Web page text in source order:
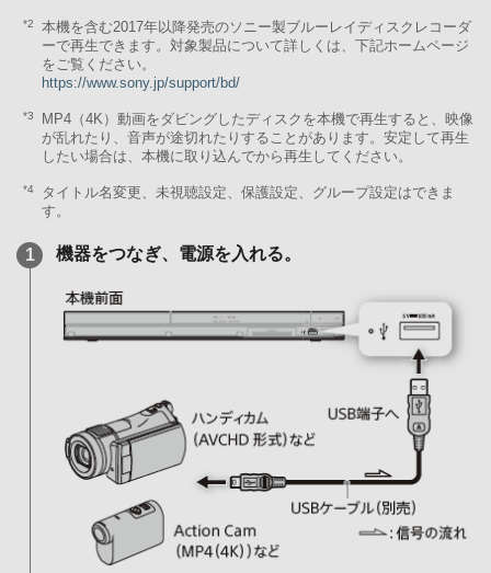
*2
本機を含む2017年以降発売のソニー製ブルーレイディスクレコーダ
ーで再生できます。対象製品について詳しくは、下記ホームページ
をご覧ください。
https://www.sony.jp/support/bd/
*3
MP4（4K）動画をダビングしたディスクを本機で再生すると、映像
が乱れたり、音声が途切れたりすることがあります。安定して再生
したい場合は、本機に取り込んでから再生してください。
*4
タイトル名変更、未視聴設定、保護設定、グループ設定はできま
す。
機器をつなぎ、電源を入れる。